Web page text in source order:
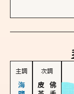
主調 次調